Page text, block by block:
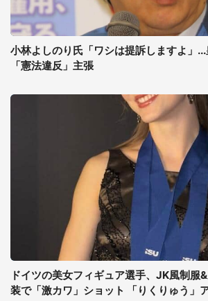
小林よしのり氏「ワシは提訴しますよ」
「憲法違反」主張
ドイツの美女フィギュア選手、JK風制服
装で「激カワ」ショット 「りくりゅう」